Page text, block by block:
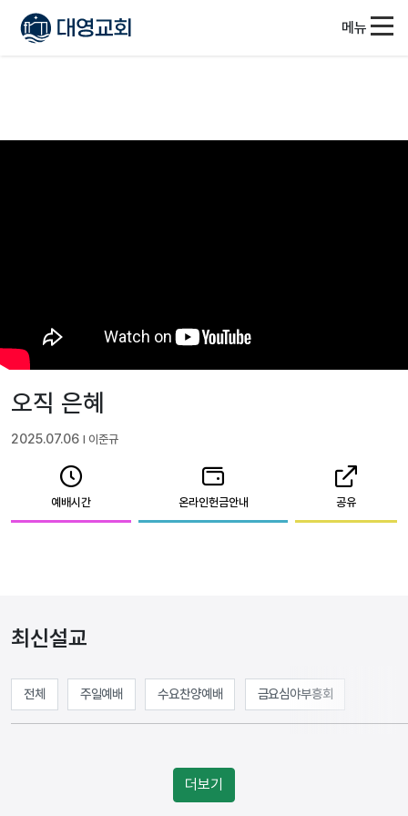
메뉴
오직 은혜
2025.07.06 l 이준규
예배시간 온라인헌금안내 공유
최신설교
전체 주일예배 수요찬양예배 금요심야부흥회
더보기